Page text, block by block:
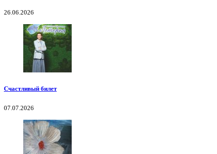
26.06.2026
Счастливый билет
07.07.2026